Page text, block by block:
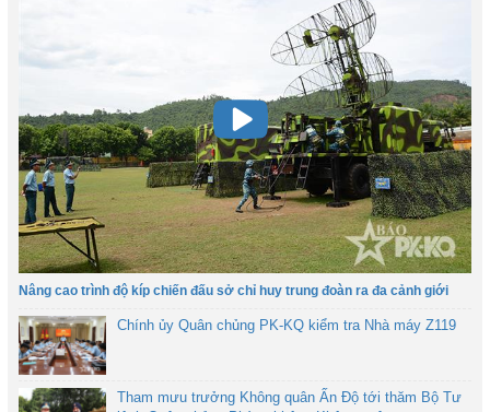
Nâng cao trình độ kíp chiến đấu sở chỉ huy trung đoàn ra đa cảnh giới
Chính ủy Quân chủng PK-KQ kiểm tra Nhà máy Z119
Tham mưu trưởng Không quân Ấn Độ tới thăm Bộ Tư